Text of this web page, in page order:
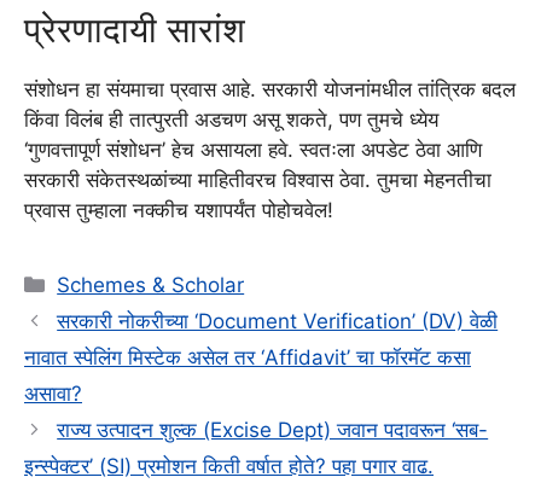
प्रेरणादायी सारांश
संशोधन हा संयमाचा प्रवास आहे. सरकारी योजनांमधील तांत्रिक बदल
किंवा विलंब ही तात्पुरती अडचण असू शकते, पण तुमचे ध्येय
‘गुणवत्तापूर्ण संशोधन’ हेच असायला हवे. स्वतःला अपडेट ठेवा आणि
सरकारी संकेतस्थळांच्या माहितीवरच विश्वास ठेवा. तुमचा मेहनतीचा
प्रवास तुम्हाला नक्कीच यशापर्यंत पोहोचवेल!
Categories
Schemes & Scholar
सरकारी नोकरीच्या ‘Document Verification’ (DV) वेळी
नावात स्पेलिंग मिस्टेक असेल तर ‘Affidavit’ चा फॉरमॅट कसा
असावा?
राज्य उत्पादन शुल्क (Excise Dept) जवान पदावरून ‘सब-
इन्स्पेक्टर’ (SI) प्रमोशन किती वर्षात होते? पहा पगार वाढ.